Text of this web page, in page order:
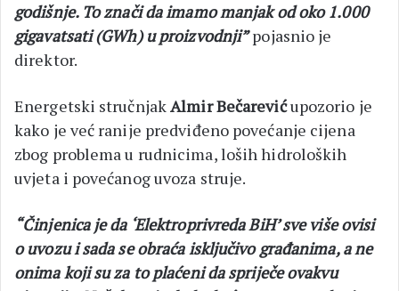
godišnje. To znači da imamo manjak od oko 1.000
gigavatsati (GWh) u proizvodnji”pojasnio je
direktor.
Energetski stručnjakAlmir Bečarevićupozorio je
kako je već ranije predviđeno povećanje cijena
zbog problema u rudnicima, loših hidroloških
uvjeta i povećanog uvoza struje.
“Činjenica je da ‘Elektroprivreda BiH’ sve više ovisi
o uvozu i sada se obraća isključivo građanima, a ne
onima koji su za to plaćeni da spriječe ovakvu